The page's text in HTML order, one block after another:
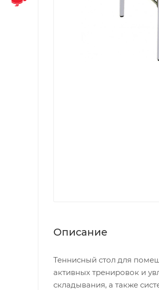
Описание
Теннисный стол для
активных тренировок и
складывания, а также